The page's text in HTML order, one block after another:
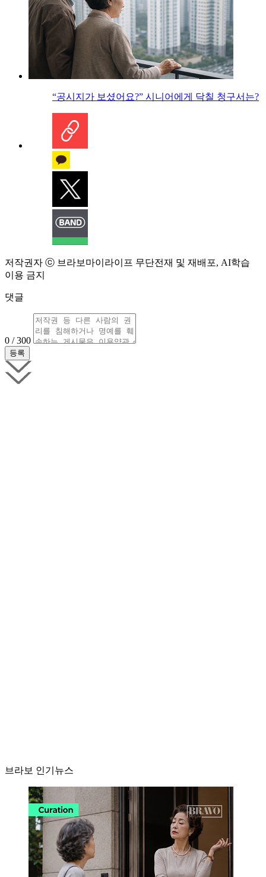
“공시지가 보셨어요?” 시니어에게 닥칠 청구서는?
저작권자 ⓒ 브라보마이라이프 무단전재 및 재배포, AI학습
이용 금지
댓글
0 / 300
브라보 인기뉴스